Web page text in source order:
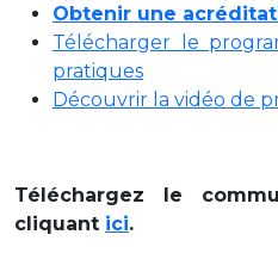
Obtenir une
Télécharger le
pratiques
Découvrir la vidéo de
Téléchargez le
cliquant ici.